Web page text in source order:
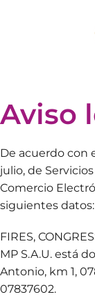
Accéder
Aviso
De acuerdo con
julio, de
Comercio
siguientes datos:
FIRES,
MP S.A.U. está
Antonio, km 1,
07837602.